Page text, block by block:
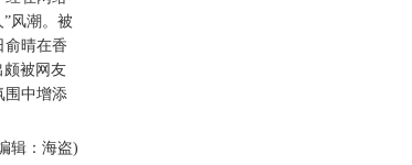
风潮。被
俞晴在香
颇被网友
围中增添
辑：海盗)